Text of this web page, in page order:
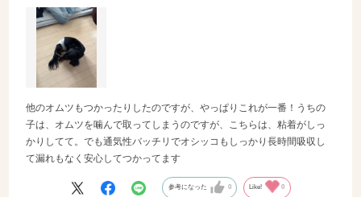
他のオムツもつかったりしたのですが、やっぱりこれが一番！うちの
子は、オムツを噛んで取ってしまうのですが、こちらは、粘着がしっ
かりしてて。でも通気性バッチリでオシッコもしっかり長時間吸収し
て漏れもなく安心してつかってます
参考になった 0 Like! 0